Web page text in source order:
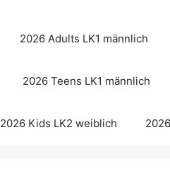
2026 Adults LK1 männlich
2026 Teens LK1 männlich
2026 Kids LK2 weiblich